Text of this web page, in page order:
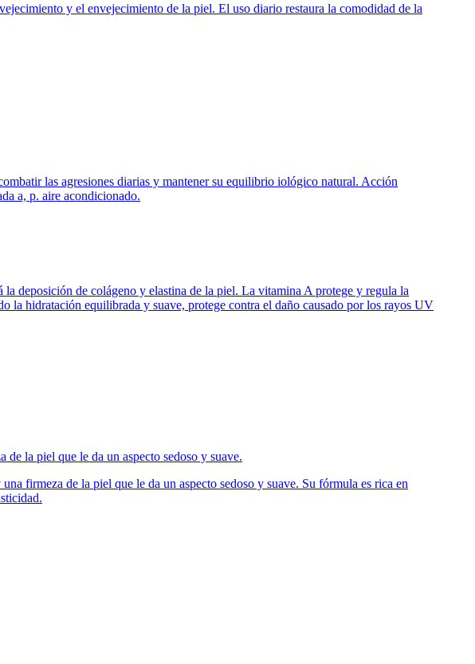
y el envejecimiento de la piel. El uso diario restaura la comodidad de la
las agresiones diarias y mantener su equilibrio iológico natural. Acción
a, p. aire acondicionado.
deposición de colágeno y elastina de la piel. La vitamina A protege y regula la
la hidratación equilibrada y suave, protege contra el daño causado por los rayos UV
la piel que le da un aspecto sedoso y suave.
firmeza de la piel que le da un aspecto sedoso y suave. Su fórmula es rica en